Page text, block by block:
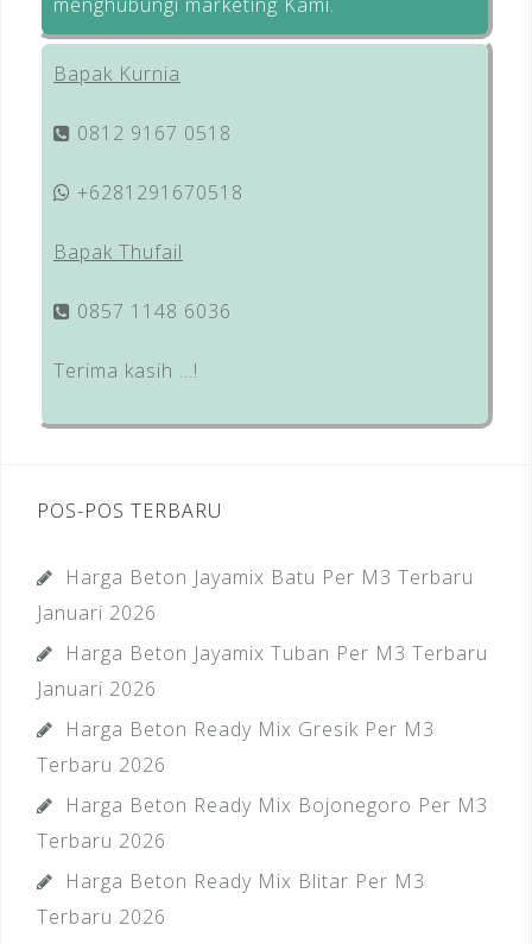
Bapak Kurnia
0812 9167 0518
+6281291670518
Bapak Thufail
0857 1148 6036
Terima kasih …!
POS-POS TERBARU
Harga Beton Jayamix Batu Per M3 Terbaru
Januari 2026
Harga Beton Jayamix Tuban Per M3 Terbaru
Januari 2026
Harga Beton Ready Mix Gresik Per M3
Terbaru 2026
Harga Beton Ready Mix Bojonegoro Per M3
Terbaru 2026
Harga Beton Ready Mix Blitar Per M3
Terbaru 2026